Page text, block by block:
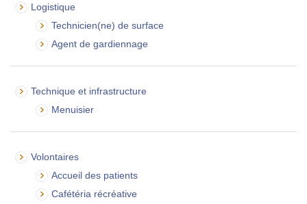
Logistique
Technicien(ne) de surface
Agent de gardiennage
Technique et infrastructure
Menuisier
Volontaires
Accueil des patients
Cafétéria récréative